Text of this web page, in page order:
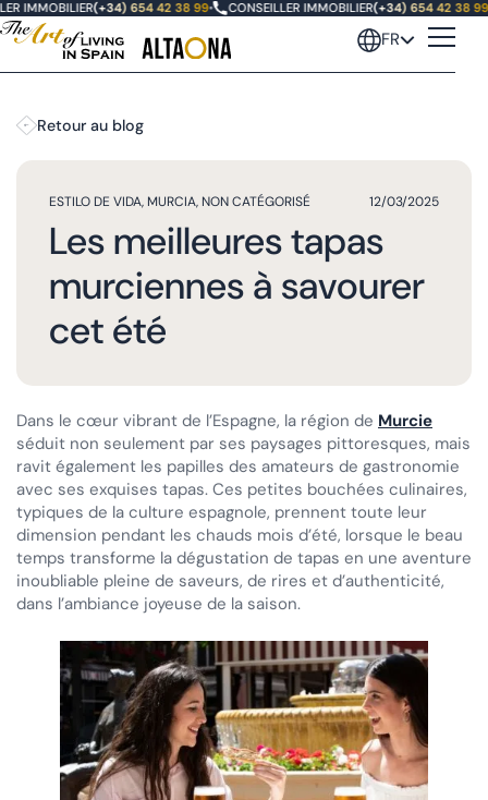
IMMOBILIER(+34) 654 42 38 99• CONSEILLER IMMOBILIER(+34) 654 42 38 99•
FR
Retour au blog
ESTILO DE VIDA, MURCIA, NON CATÉGORISÉ 12/03/2025
Les meilleures tapas
murciennes à savourer
cet été
Dans le cœur vibrant de l’Espagne, la région de Murcie
séduit non seulement par ses paysages pittoresques, mais
ravit également les papilles des amateurs de gastronomie
avec ses exquises tapas. Ces petites bouchées culinaires,
typiques de la culture espagnole, prennent toute leur
dimension pendant les chauds mois d’été, lorsque le beau
temps transforme la dégustation de tapas en une aventure
inoubliable pleine de saveurs, de rires et d’authenticité,
dans l’ambiance joyeuse de la saison.